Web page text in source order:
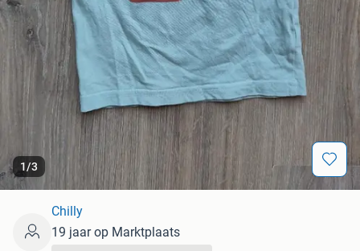
1/3
Chilly
19 jaar op Marktplaats